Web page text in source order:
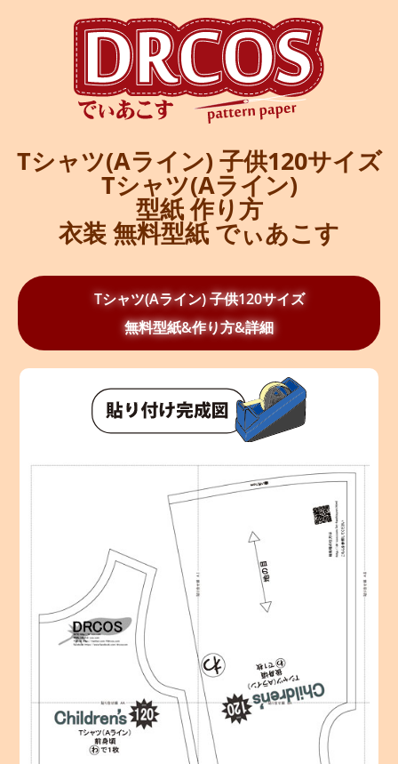
Tシャツ(Aライン) 子供120サイズ
Tシャツ(Aライン)
型紙 作り方
衣装 無料型紙 でぃあこす
Tシャツ(Aライン) 子供120サイズ
無料型紙&作り方&詳細